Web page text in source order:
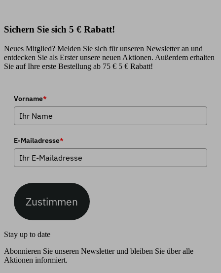
Sichern Sie sich 5 € Rabatt!
Neues Mitglied? Melden Sie sich für unseren Newsletter an und
entdecken Sie als Erster unsere neuen Aktionen. Außerdem erhalten
Sie auf Ihre erste Bestellung ab 75 € 5 € Rabatt!
Vorname*
E-Mailadresse*
Zustimmen
Stay up to date
Abonnieren Sie unseren Newsletter und bleiben Sie über alle
Aktionen informiert.